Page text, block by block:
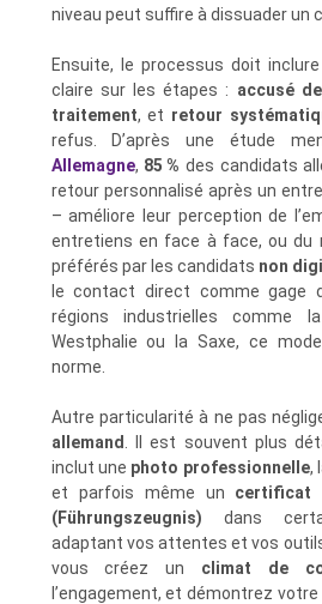
niveau peut suffire à dissuader un
Ensuite, le processus doit
claire sur les étapes : accusé
traitement, et retour
refus. D’après une étude
Allemagne, 85 % des candidats
retour personnalisé après un
– améliore leur perception de
entretiens en face à face, ou du
préférés par les candidats non
le contact direct comme gage
régions industrielles comme la
Westphalie ou la Saxe, ce
norme.
Autre particularité à ne pas
allemand . Il est souvent plus
inclut une photo professionnelle,
et parfois même un certificat
(Führungszeugnis) dans
adaptant vos attentes et vos
vous créez un climat de
l’engagement, et démontrez